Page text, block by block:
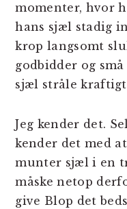
momenter, hvor
hans sjæl stadig
krop langsomt
godbidder og
sjæl stråle
Jeg kender det.
kender det med
munter sjæl i en
måske netop
give Blop det